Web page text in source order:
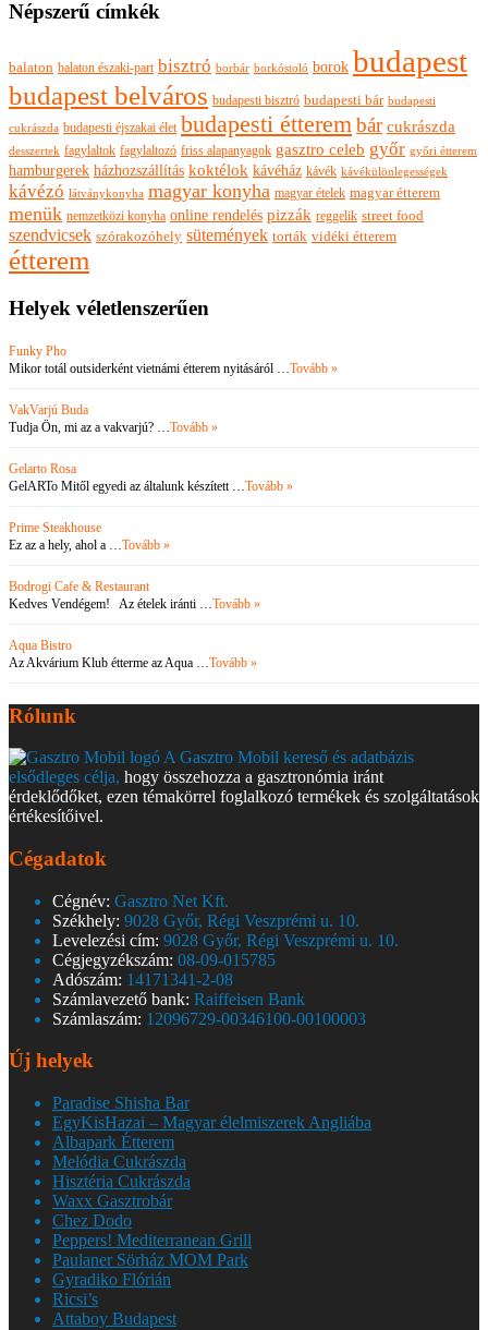
Népszerű címkék
balaton balaton északi-part bisztró borbár borkóstoló borok budapest
budapest belváros budapesti bisztró budapesti bár budapesti
cukrászda budapesti éjszakai élet budapesti étterembár cukrászda
desszertek fagylaltok fagylaltozó friss alapanyagok gasztro celeb győr győri étterem
hamburgerek házhozszállítás koktélok kávéház kávék kávékülönlegességek
kávézó látványkonyha magyar konyha magyar ételek magyar étterem
menük nemzetközi konyha online rendelés pizzák reggelik street food
szendvicsek szórakozóhely sütemények torták vidéki étterem
étterem
Helyek véletlenszerűen
Funky Pho
Mikor totál outsiderként vietnámi étterem nyitásáról …Tovább »
VakVarjú Buda
Tudja Ön, mi az a vakvarjú? …Tovább »
Gelarto Rosa
GelARTo Mitől egyedi az általunk készített …Tovább »
Prime Steakhouse
Ez az a hely, ahol a …Tovább »
Bodrogi Cafe & Restaurant
Kedves Vendégem! Az ételek iránti …Tovább »
Aqua Bistro
Az Akvárium Klub étterme az Aqua …Tovább »
Rólunk
A Gasztro Mobil kereső és adatbázis
elsődleges célja, hogy összehozza a gasztronómia iránt
érdeklődőket, ezen témakörrel foglalkozó termékek és szolgáltatások
értékesítőivel.
Cégadatok
Cégnév: Gasztro Net Kft.
Székhely: 9028 Győr, Régi Veszprémi u. 10.
Levelezési cím: 9028 Győr, Régi Veszprémi u. 10.
Cégjegyzékszám: 08-09-015785
Adószám: 14171341-2-08
Számlavezető bank: Raiffeisen Bank
Számlaszám: 12096729-00346100-00100003
Új helyek
Paradise Shisha Bar
EgyKisHazai – Magyar élelmiszerek Angliába
Albapark Étterem
Melódia Cukrászda
Hisztéria Cukrászda
Waxx Gasztrobár
Chez Dodo
Peppers! Mediterranean Grill
Paulaner Sörház MOM Park
Gyradiko Flórián
Ricsi’s
Attaboy Budapest